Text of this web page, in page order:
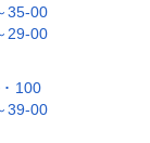
35-00
29-00
･ 100
39-00